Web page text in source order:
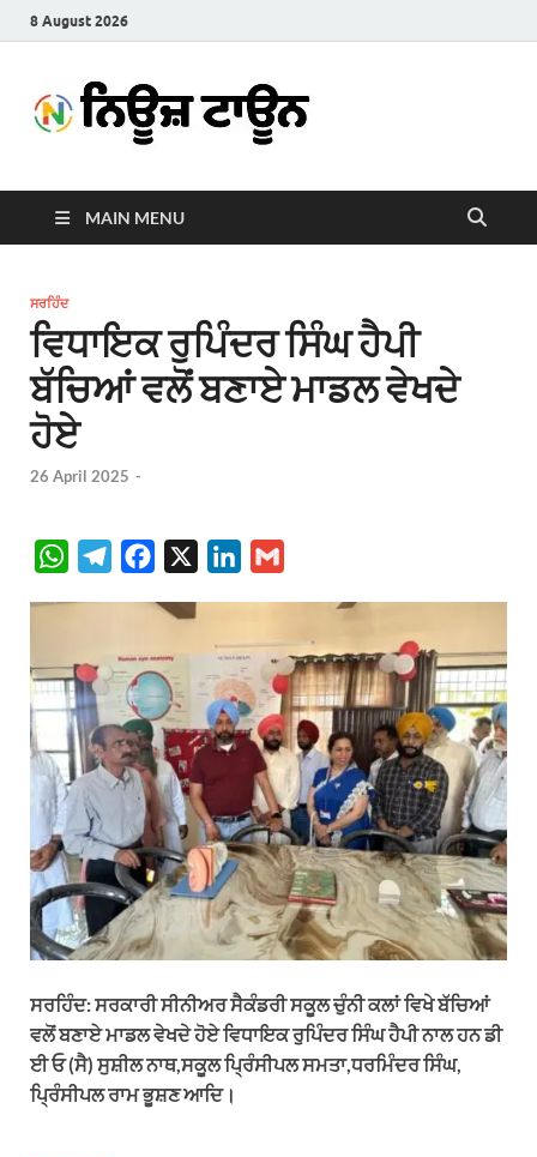
8 August 2026
Town
MAIN MENU
ਸਰਹਿੰਦ
ਵਿਧਾਇਕ ਰੁਪਿੰਦਰ ਸਿੰਘ ਹੈਪੀ
ਬੱਚਿਆਂ ਵਲੋਂ ਬਣਾਏ ਮਾਡਲ ਵੇਖਦੇ
ਹੋਏ
26 April 2025 -
W
s
A
p
p
e
g
r
a
m
e
b
o
o
k
k
e
d
i
l
ਸਰਹਿੰਦ: ਸਰਕਾਰੀ ਸੀਨੀਅਰ ਸੈਕੰਡਰੀ ਸਕੂਲ ਚੁੰਨੀ ਕਲਾਂ ਵਿਖੇ ਬੱਚਿਆਂ
ਵਲੋਂ ਬਣਾਏ ਮਾਡਲ ਵੇਖਦੇ ਹੋਏ ਵਿਧਾਇਕ ਰੁਪਿੰਦਰ ਸਿੰਘ ਹੈਪੀ ਨਾਲ ਹਨ ਡੀ
ਈ ਓ (ਸੈ) ਸੁਸ਼ੀਲ ਨਾਥ,ਸਕੂਲ ਪ੍ਰਿੰਸੀਪਲ ਸਮਤਾ,ਧਰਮਿੰਦਰ ਸਿੰਘ,
ਪ੍ਰਿੰਸੀਪਲ ਰਾਮ ਭੂਸ਼ਣ ਆਦਿ।